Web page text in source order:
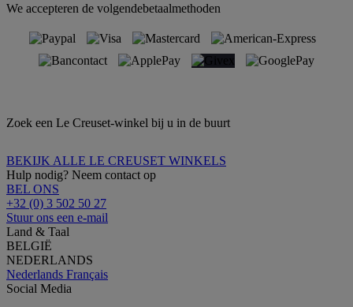
We accepteren de volgendebetaalmethoden
Zoek een Le Creuset-winkel bij u in de buurt
BEKIJK ALLE LE CREUSET WINKELS
Hulp nodig? Neem contact op
BEL ONS
+32 (0) 3 502 50 27
Stuur ons een e-mail
Land & Taal
BELGIË
NEDERLANDS
Nederlands Français
Social Media